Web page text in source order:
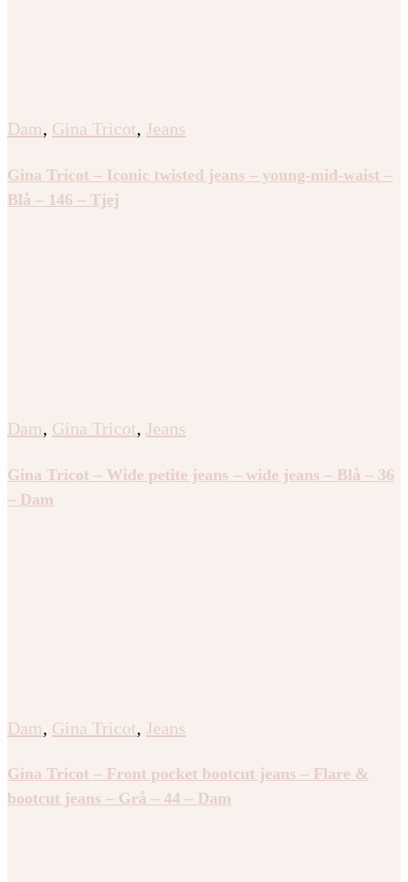
Dam, Gina Tricot, Jeans
Gina Tricot – Iconic twisted jeans – young-mid-waist –
Blå – 146 – Tjej
Dam, Gina Tricot, Jeans
Gina Tricot – Wide petite jeans – wide jeans – Blå – 36
– Dam
Dam, Gina Tricot, Jeans
Gina Tricot – Front pocket bootcut jeans – Flare &
bootcut jeans – Grå – 44 – Dam